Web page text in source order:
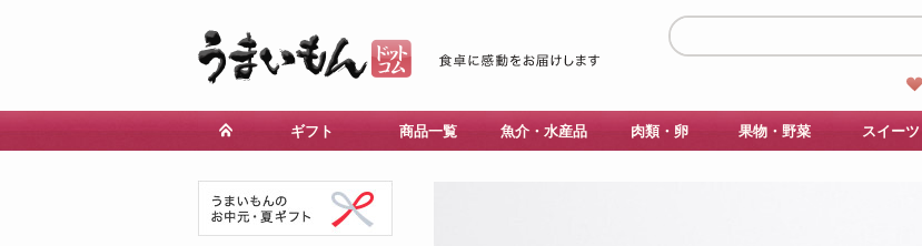
ギフト 商品一覧 魚介・水産品 肉類・卵 果物・野菜 スイーツ